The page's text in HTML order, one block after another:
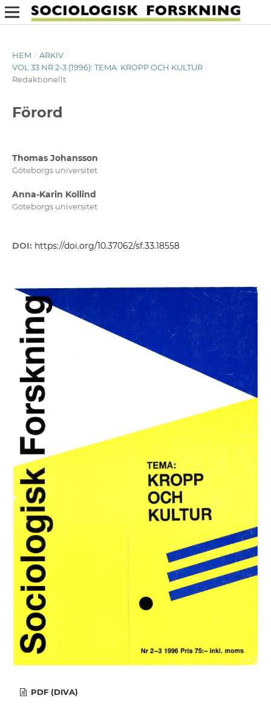
HEM / ARKIV /
VOL 33 NR 2-3 (1996): TEMA: KROPP OCH KULTUR /
Redaktionellt
Förord
Thomas Johansson
Göteborgs universitet
Anna-Karin Kollind
Göteborgs universitet
DOI: https://doi.org/10.37062/sf.33.18558
PDF (DIVA)